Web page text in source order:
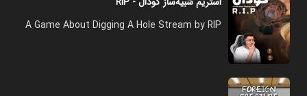
A Game About Digging A Hole Stream by RIP